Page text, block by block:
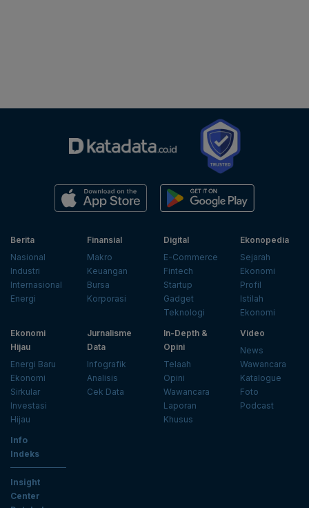
Berita
Nasional
Industri
Internasional
Energi
Finansial
Makro
Keuangan
Bursa
Korporasi
Digital
E-Commerce
Fintech
Startup
Gadget
Teknologi
Ekonopedia
Sejarah
Ekonomi
Profil
Istilah
Ekonomi
Ekonomi
Hijau
Energi Baru
Ekonomi
Sirkular
Investasi
Hijau
Jurnalisme
Data
Infografik
Analisis
Cek Data
In-Depth &
Opini
Telaah
Opini
Wawancara
Laporan
Khusus
Video
News
Wawancara
Katalogue
Foto
Podcast
Info
Indeks
Insight
Center